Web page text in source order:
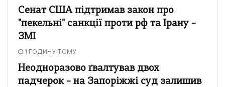
Сенат США підтримав закон про
"пекельні" санкції проти рф та Ірану –
ЗМІ
1 ГОДИНУ ТОМУ
Неодноразово ґвалтував двох
падчерок – на Запоріжжі суд залишив